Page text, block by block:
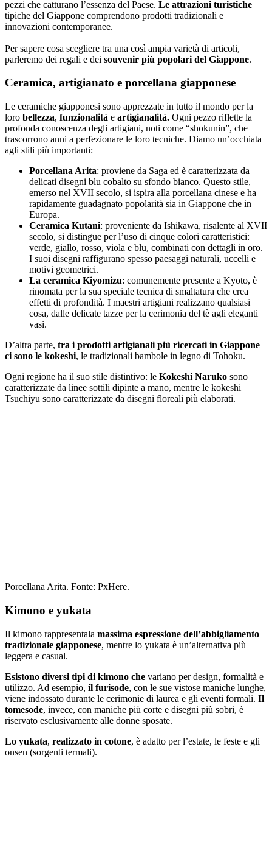
pezzi che catturano l’essenza del Paese. Le attrazioni turistiche
tipiche del Giappone comprendono prodotti tradizionali e
innovazioni contemporanee.
Per sapere cosa scegliere tra una così ampia varietà di articoli,
parleremo dei regali e dei souvenir più popolari del Giappone.
Ceramica, artigianato e porcellana giapponese
Le ceramiche giapponesi sono apprezzate in tutto il mondo per la
loro bellezza, funzionalità e artigianalità. Ogni pezzo riflette la
profonda conoscenza degli artigiani, noti come “shokunin”, che
trascorrono anni a perfezionare le loro tecniche. Diamo un’occhiata
agli stili più importanti:
Porcellana Arita: proviene da Saga ed è caratterizzata da
delicati disegni blu cobalto su sfondo bianco. Questo stile,
emerso nel XVII secolo, si ispira alla porcellana cinese e ha
rapidamente guadagnato popolarità sia in Giappone che in
Europa.
Ceramica Kutani: proveniente da Ishikawa, risalente al XVII
secolo, si distingue per l’uso di cinque colori caratteristici:
verde, giallo, rosso, viola e blu, combinati con dettagli in oro.
I suoi disegni raffigurano spesso paesaggi naturali, uccelli e
motivi geometrici.
La ceramica Kiyomizu: comunemente presente a Kyoto, è
rinomata per la sua speciale tecnica di smaltatura che crea
effetti di profondità. I maestri artigiani realizzano qualsiasi
cosa, dalle delicate tazze per la cerimonia del tè agli eleganti
vasi.
D’altra parte, tra i prodotti artigianali più ricercati in Giappone
ci sono le kokeshi, le tradizionali bambole in legno di Tohoku.
Ogni regione ha il suo stile distintivo: le Kokeshi Naruko sono
caratterizzate da linee sottili dipinte a mano, mentre le kokeshi
Tsuchiyu sono caratterizzate da disegni floreali più elaborati.
Porcellana Arita. Fonte: PxHere.
Kimono e yukata
Il kimono rappresentala massima espressione dell’abbigliamento
tradizionale giapponese, mentre lo yukata è un’alternativa più
leggera e casual.
Esistono diversi tipi di kimono che variano per design, formalità e
utilizzo. Ad esempio, il furisode, con le sue vistose maniche lunghe,
viene indossato durante le cerimonie di laurea e gli eventi formali. Il
tomesode, invece, con maniche più corte e disegni più sobri, è
riservato esclusivamente alle donne sposate.
Lo yukata, realizzato in cotone, è adatto per l’estate, le feste e gli
onsen (sorgenti termali).